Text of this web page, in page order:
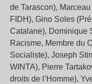
de Tarascon),
FIDH), Gino Soles
Catalane), Dominique
Racisme, Membre du
Socialiste), Joseph
WINTA), Pierre
droits de l’Homme),